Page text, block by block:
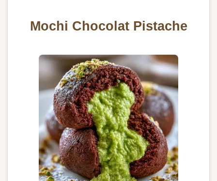
Mochi Chocolat Pistache